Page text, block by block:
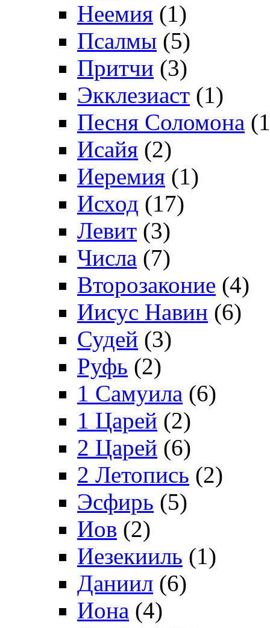
Неемия (1)
Псалмы (5)
Притчи (3)
Экклезиаст (1)
Песня Соломона
Исайя (2)
Иеремия (1)
Исход (17)
Левит (3)
Числа (7)
Второзаконие (4)
Иисус Навин (6)
Судей (3)
Руфь (2)
1 Самуила (6)
1 Царей (2)
2 Царей (6)
2 Летопись (2)
Эсфирь (5)
Иов (2)
Иезекииль (1)
Даниил (6)
Иона (4)